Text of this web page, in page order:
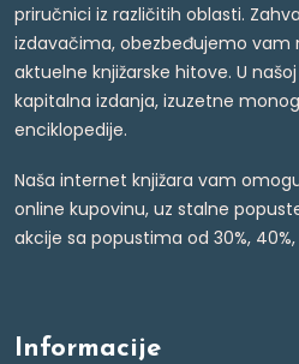
priručnici iz različitih oblasti.
izdavačima, obezbeđujemo vam
aktuelne knjižarske hitove. U
kapitalna izdanja, izuzetne
enciklopedije.
Naša internet knjižara vam
online kupovinu, uz stalne
akcije sa popustima od 30%, 40%,
Informacije